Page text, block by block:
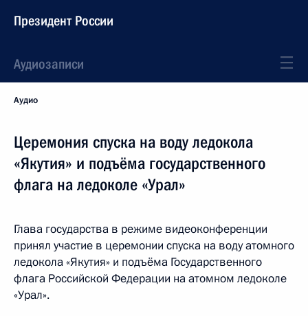
Президент России
Аудиозаписи
Аудио
Церемония спуска на воду ледокола
«Якутия» и подъёма государственного
флага на ледоколе «Урал»
Глава государства в режиме видеоконференции
принял участие в церемонии спуска на воду атомного
ледокола «Якутия» и подъёма Государственного
флага Российской Федерации на атомном ледоколе
«Урал».